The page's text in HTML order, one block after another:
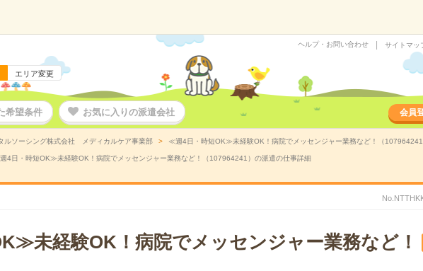
エリア変更
ヘルプ・お問い合わせ サイトマッ
希望条件 お気に入りの派遣会社 会員
ルソーシング株式会社 メディカルケア事業部 ≪週4日・時短OK≫未経験OK！病院でメッセンジャー業務など！（
4日・時短OK≫未経験OK！病院でメッセンジャー業務など！（107964241）の派遣の仕事詳細
未経験OK！病院でメッセンジャー業務など！